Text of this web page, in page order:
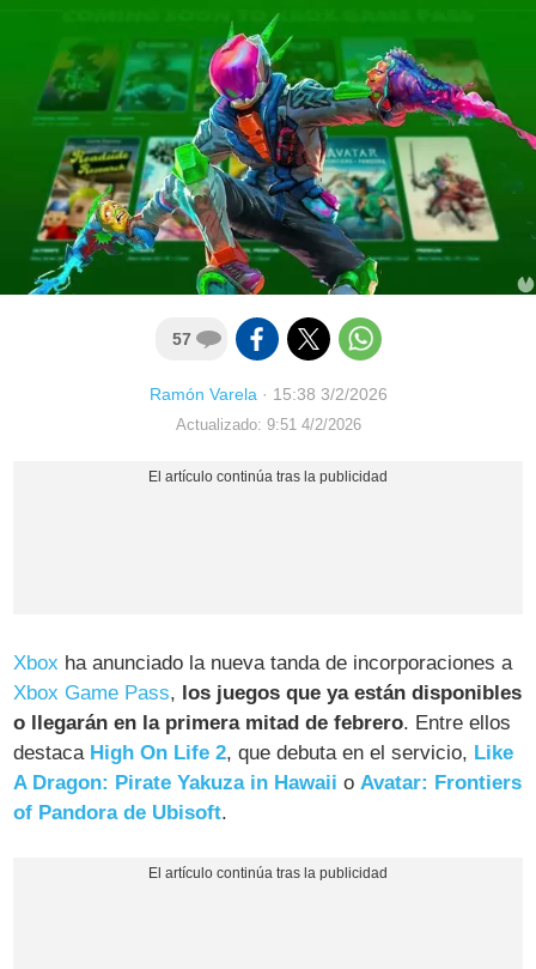
57
Ramón Varela· 15:38 3/2/2026
Actualizado: 9:51 4/2/2026
Xbox ha anunciado la nueva tanda de incorporaciones a
Xbox Game Pass, los juegos que ya están disponibles
o llegarán en la primera mitad de febrero. Entre ellos
destaca High On Life 2, que debuta en el servicio, Like
A Dragon: Pirate Yakuza in Hawaii oAvatar: Frontiers
of Pandora de Ubisoft.